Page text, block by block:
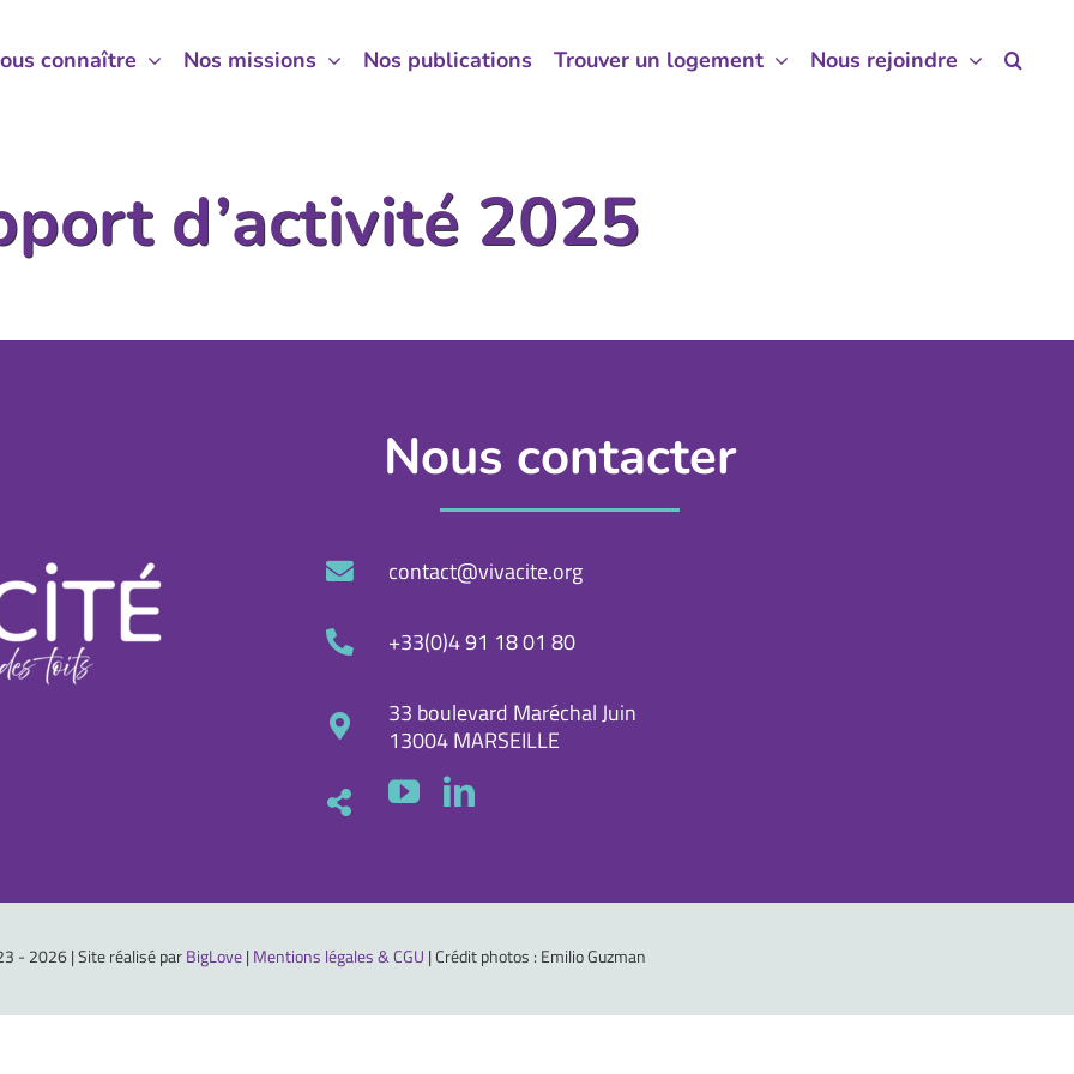
connaître Nos missions Nos publications Trouver un logement Nous rejoindre
connaître Nos missions Nos publications Trouver un logement Nous rejoindre
d’activité 2025
Nous contacter
contact@vivacite.org
+33(0)4 91 18 01 80
33 boulevard Maréchal Juin
13004 MARSEILLE
- 2026 | Site réalisé parBigLove| Mentions légales & CGU | Crédit photos : Emilio Guzman